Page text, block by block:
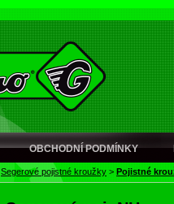
OBCHODNÍ PODMÍNKY
Segerové pojistné kroužky > Pojistné